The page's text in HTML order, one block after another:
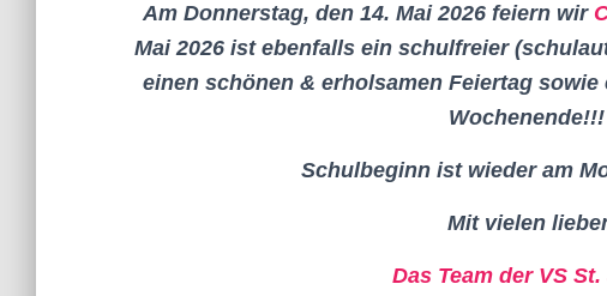
Am Donnerstag, den 14. Mai 2026 feiern wir
Mai 2026 ist ebenfalls ein schulfreier
einen schönen & erholsamen Feiertag
Wochenende!!!
Schulbeginn ist wieder am
Mit vielen
Das Team der VS